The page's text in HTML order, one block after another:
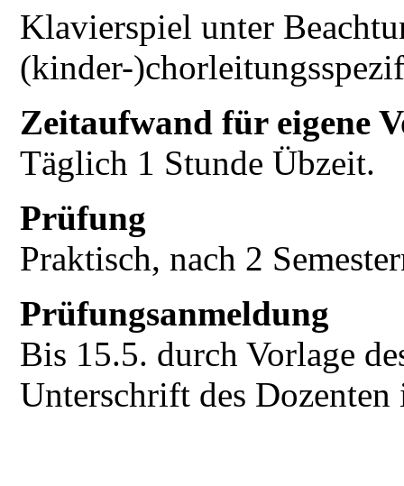
Klavierspiel unter
(kinder-
Zeitaufwand für eigene
Täglich 1 Stunde Übzeit.
Prüfung
Praktisch, nach 2
Prüfungsanmeldung
Bis 15.5. durch Vorlage
Unterschrift des